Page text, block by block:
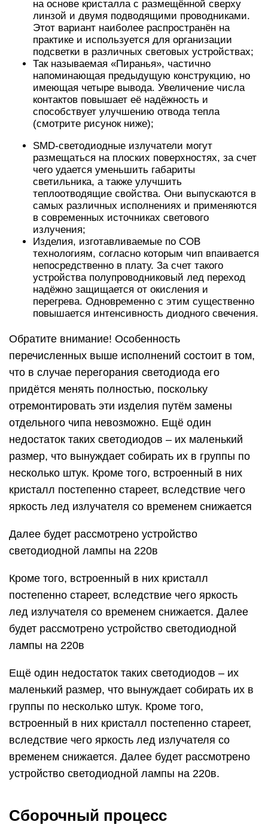
на основе кристалла с размещённой сверху
линзой и двумя подводящими проводниками.
Этот вариант наиболее распространён на
практике и используется для организации
подсветки в различных световых устройствах;
Так называемая «Пиранья», частично
напоминающая предыдущую конструкцию, но
имеющая четыре вывода. Увеличение числа
контактов повышает её надёжность и
способствует улучшению отвода тепла
(смотрите рисунок ниже);
SMD-светодиодные излучатели могут
размещаться на плоских поверхностях, за счет
чего удается уменьшить габариты
светильника, а также улучшить
теплоотводящие свойства. Они выпускаются в
самых различных исполнениях и применяются
в современных источниках светового
излучения;
Изделия, изготавливаемые по СОВ
технологиям, согласно которым чип впаивается
непосредственно в плату. За счет такого
устройства полупроводниковый лед переход
надёжно защищается от окисления и
перегрева. Одновременно с этим существенно
повышается интенсивность диодного свечения.
Обратите внимание! Особенность
перечисленных выше исполнений состоит в том,
что в случае перегорания светодиода его
придётся менять полностью, поскольку
отремонтировать эти изделия путём замены
отдельного чипа невозможно. Ещё один
недостаток таких светодиодов – их маленький
размер, что вынуждает собирать их в группы по
несколько штук. Кроме того, встроенный в них
кристалл постепенно стареет, вследствие чего
яркость лед излучателя со временем снижается
Далее будет рассмотрено устройство
светодиодной лампы на 220в
Кроме того, встроенный в них кристалл
постепенно стареет, вследствие чего яркость
лед излучателя со временем снижается. Далее
будет рассмотрено устройство светодиодной
лампы на 220в
Ещё один недостаток таких светодиодов – их
маленький размер, что вынуждает собирать их в
группы по несколько штук. Кроме того,
встроенный в них кристалл постепенно стареет,
вследствие чего яркость лед излучателя со
временем снижается. Далее будет рассмотрено
устройство светодиодной лампы на 220в.
Сборочный процесс